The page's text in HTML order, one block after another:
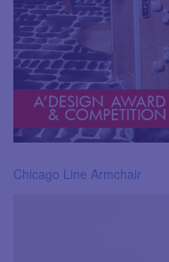
Chicago Line Armchair